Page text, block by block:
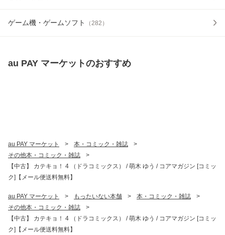
ゲーム機・ゲームソフト （ 282 ）
au PAY マーケットのおすすめ
au PAY マーケット > 本・コミック・雑誌
>
その他本・コミック・雑誌
>
【中古】 カテキョ！ 4 （ドラコミックス） / 萌木 ゆう / コアマガジン [コミッ
ク]【メール便送料無料】
au PAY マーケット > もったいない本舗 > 本・コミック・雑誌
>
その他本・コミック・雑誌
>
【中古】 カテキョ！ 4 （ドラコミックス） / 萌木 ゆう / コアマガジン [コミッ
ク]【メール便送料無料】